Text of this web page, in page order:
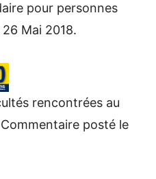
pour personnes
Mai 2018.
rencontrées au
posté le